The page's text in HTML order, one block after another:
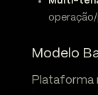
Modelo
Plataforma